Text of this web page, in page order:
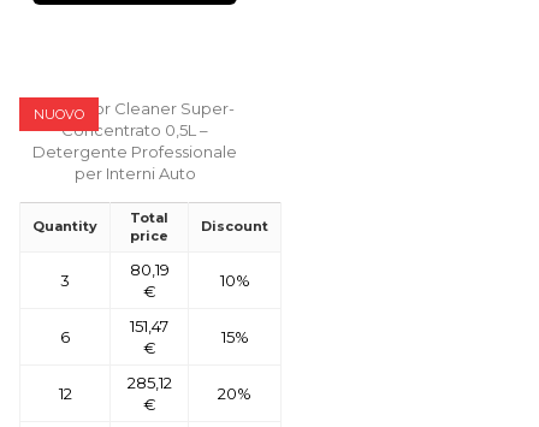
NUOVO
Quantity
Total
price
Discount
3
80,19
€
10%
6
151,47
€
15%
12
285,12
€
20%